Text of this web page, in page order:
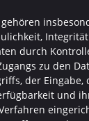
durch
zu den
der Eingabe,
und